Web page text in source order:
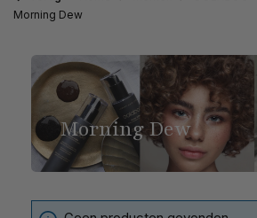
Morning Dew
Morning Dew